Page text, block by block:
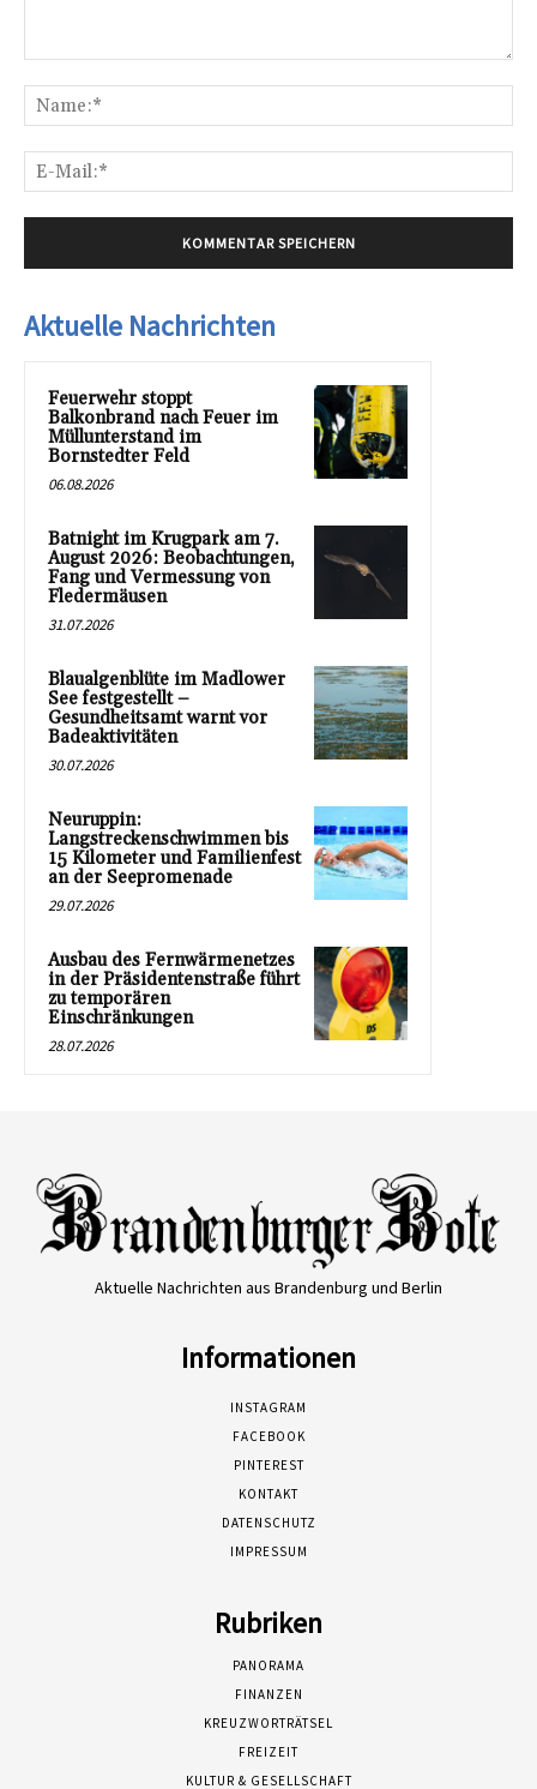
Aktuelle Nachrichten
Feuerwehr stoppt
Balkonbrand nach Feuer im
Müllunterstand im
Bornstedter Feld
06.08.2026
Batnight im Krugpark am 7.
August 2026: Beobachtungen,
Fang und Vermessung von
Fledermäusen
31.07.2026
Blaualgenblüte im Madlower
See festgestellt –
Gesundheitsamt warnt vor
Badeaktivitäten
30.07.2026
Neuruppin:
Langstreckenschwimmen bis
15 Kilometer und Familienfest
an der Seepromenade
29.07.2026
Ausbau des Fernwärmenetzes
in der Präsidentenstraße führt
zu temporären
Einschränkungen
28.07.2026
Aktuelle Nachrichten aus Brandenburg und Berlin
Informationen
INSTAGRAM
FACEBOOK
PINTEREST
KONTAKT
DATENSCHUTZ
IMPRESSUM
Rubriken
PANORAMA
FINANZEN
KREUZWORTRÄTSEL
FREIZEIT
KULTUR & GESELLSCHAFT